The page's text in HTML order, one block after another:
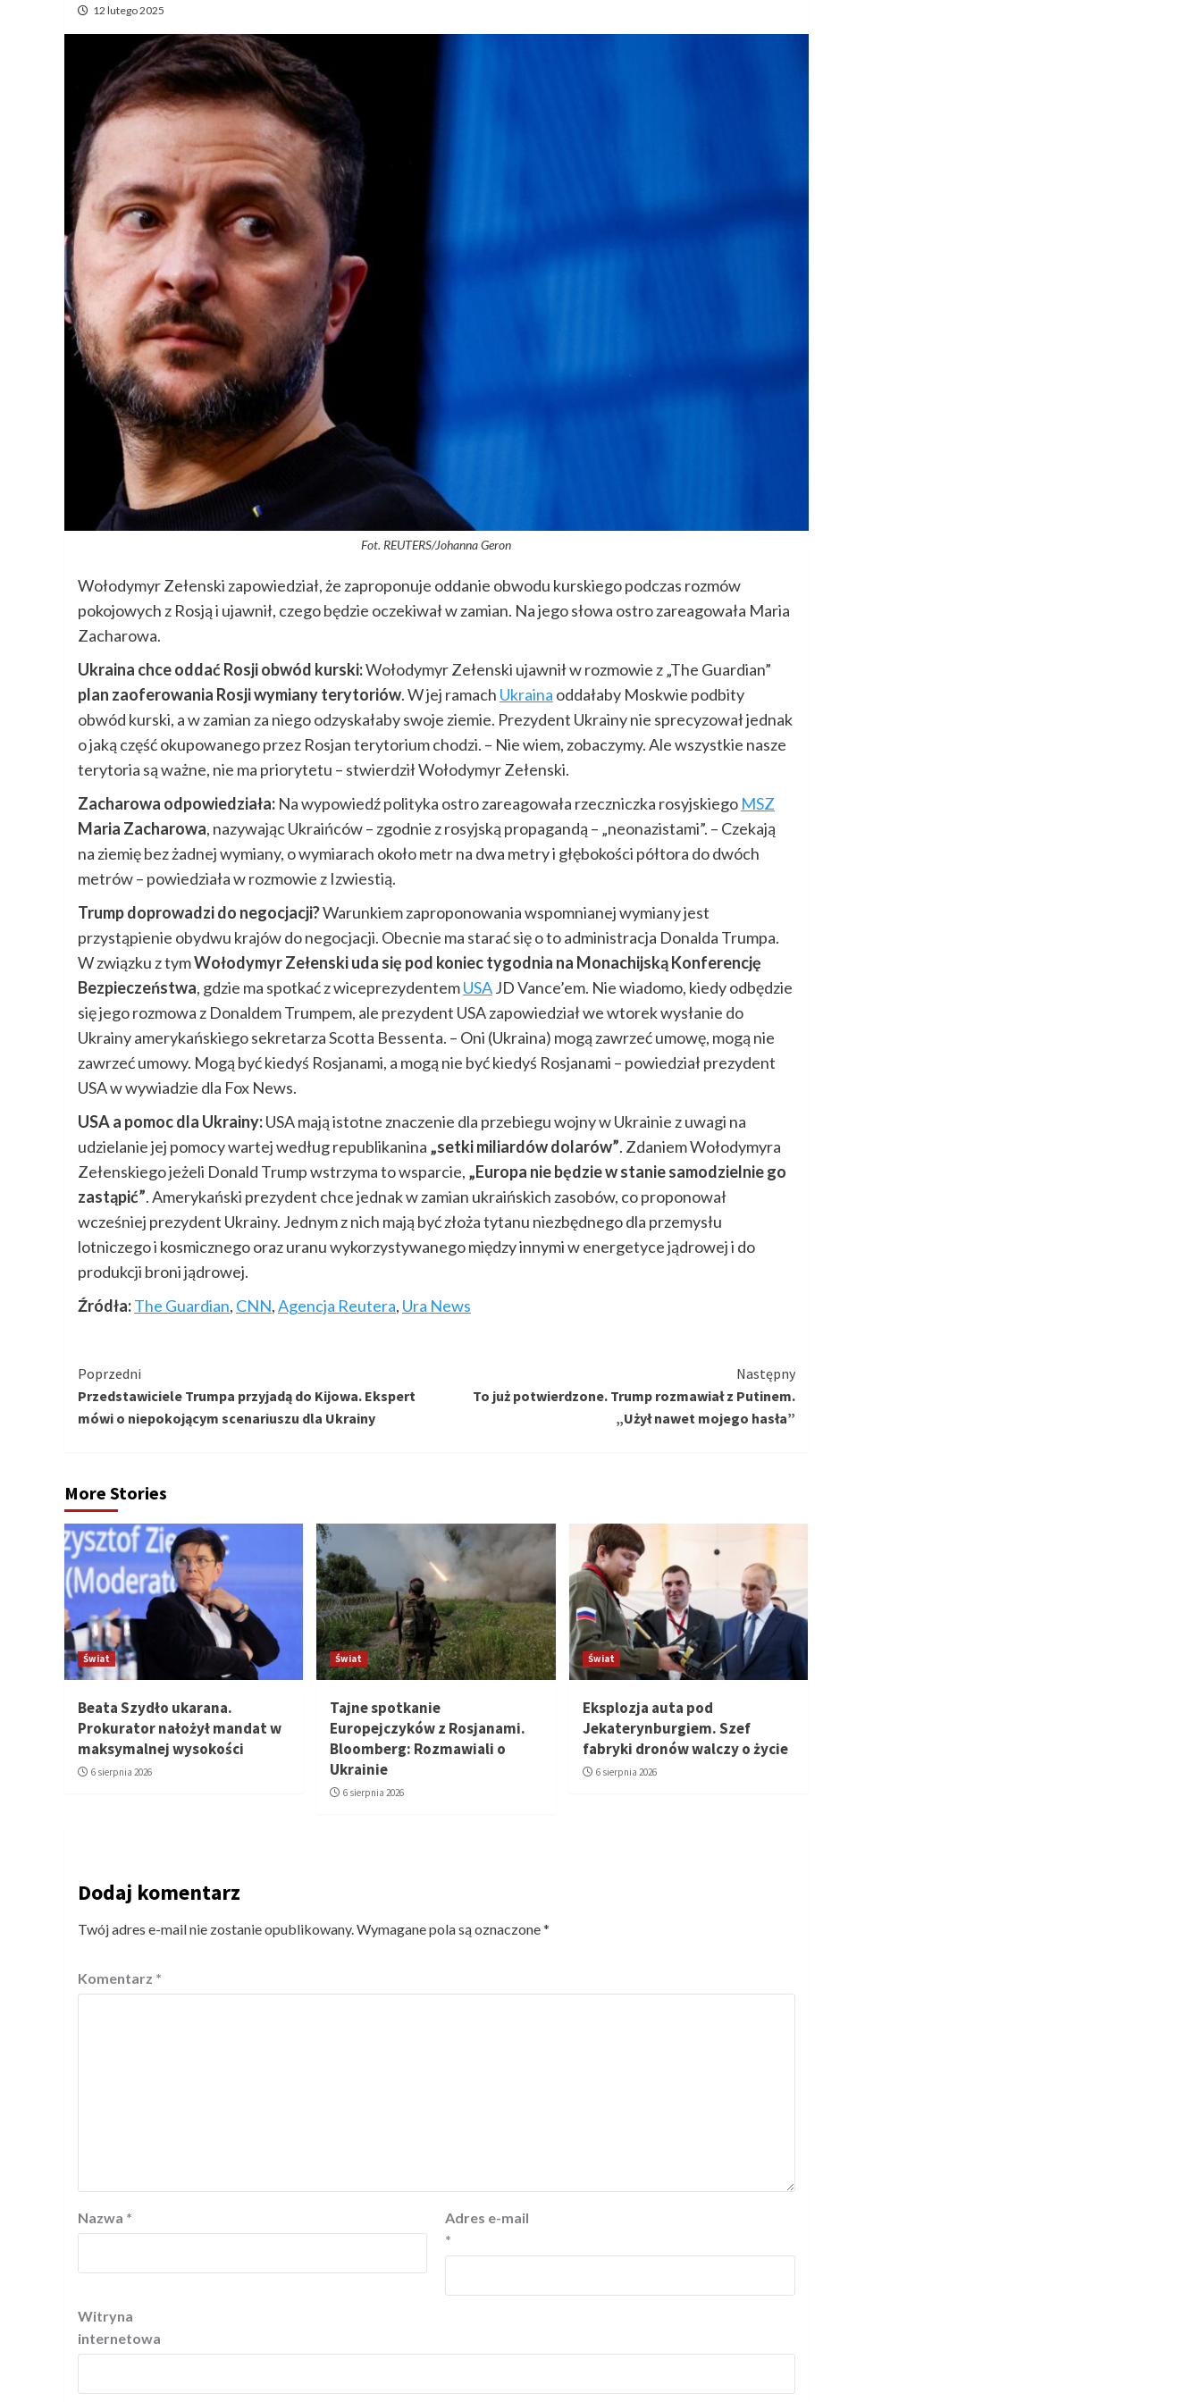
12 lutego 2025
Fot. REUTERS/Johanna Geron
Wołodymyr Zełenski zapowiedział, że zaproponuje oddanie obwodu kurskiego podczas rozmów
pokojowych z Rosją i ujawnił, czego będzie oczekiwał w zamian. Na jego słowa ostro zareagowała Maria
Zacharowa.
Ukraina chce oddać Rosji obwód kurski:Wołodymyr Zełenski ujawnił w rozmowie z „The Guardian”
plan zaoferowania Rosji wymiany terytoriów. W jej ramach Ukraina oddałaby Moskwie podbity
obwód kurski, a w zamian za niego odzyskałaby swoje ziemie. Prezydent Ukrainy nie sprecyzował jednak
o jaką część okupowanego przez Rosjan terytorium chodzi. – Nie wiem, zobaczymy. Ale wszystkie nasze
terytoria są ważne, nie ma priorytetu – stwierdził Wołodymyr Zełenski.
Zacharowa odpowiedziała: Na wypowiedź polityka ostro zareagowała rzeczniczka rosyjskiego MSZ
Maria Zacharowa, nazywając Ukraińców – zgodnie z rosyjską propagandą – „neonazistami”. – Czekają
na ziemię bez żadnej wymiany, o wymiarach około metr na dwa metry i głębokości półtora do dwóch
metrów – powiedziała w rozmowie z Izwiestią.
Trump doprowadzi do negocjacji?Warunkiem zaproponowania wspomnianej wymiany jest
przystąpienie obydwu krajów do negocjacji. Obecnie ma starać się o to administracja Donalda Trumpa.
W związku z tymWołodymyr Zełenski uda się pod koniec tygodnia na Monachijską Konferencję
Bezpieczeństwa, gdzie ma spotkać z wiceprezydentemUSAJD Vance’em. Nie wiadomo, kiedy odbędzie
się jego rozmowa z Donaldem Trumpem, ale prezydent USA zapowiedział we wtorek wysłanie do
Ukrainy amerykańskiego sekretarza Scotta Bessenta. – Oni (Ukraina) mogą zawrzeć umowę, mogą nie
zawrzeć umowy. Mogą być kiedyś Rosjanami, a mogą nie być kiedyś Rosjanami – powiedział prezydent
USA w wywiadzie dla Fox News.
USA a pomoc dla Ukrainy:USA mają istotne znaczenie dla przebiegu wojny w Ukrainie z uwagi na
udzielanie jej pomocy wartej według republikanina „setki miliardów dolarów”. Zdaniem Wołodymyra
Zełenskiego jeżeli Donald Trump wstrzyma to wsparcie, „Europa nie będzie w stanie samodzielnie go
zastąpić”. Amerykański prezydent chce jednak w zamian ukraińskich zasobów, co proponował
wcześniej prezydent Ukrainy. Jednym z nich mają być złoża tytanu niezbędnego dla przemysłu
lotniczego i kosmicznego oraz uranu wykorzystywanego między innymi w energetyce jądrowej i do
produkcji broni jądrowej.
Źródła:The Guardian, CNN,Agencja Reutera, Ura News
Kontynuuj
czytanie
Poprzedni
Przedstawiciele Trumpa przyjadą do Kijowa. Ekspert
mówi o niepokojącym scenariuszu dla Ukrainy
Następny
To już potwierdzone. Trump rozmawiał z Putinem.
„Użył nawet mojego hasła”
More Stories
Świat
Beata Szydło ukarana.
Prokurator nałożył mandat w
maksymalnej wysokości
6 sierpnia 2026
Świat
Tajne spotkanie
Europejczyków z Rosjanami.
Bloomberg: Rozmawiali o
Ukrainie
6 sierpnia 2026
Świat
Eksplozja auta pod
Jekaterynburgiem. Szef
fabryki dronów walczy o życie
6 sierpnia 2026
Dodaj komentarz
Twój adres e-mail nie zostanie opublikowany.Wymagane pola są oznaczone*
Komentarz *
Nazwa *
Adres e-mail
*
Witryna
internetowa